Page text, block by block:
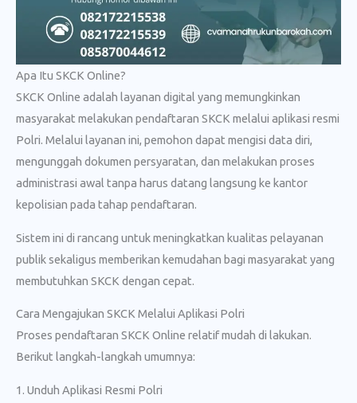
Apa Itu SKCK Online?
SKCK Online adalah layanan digital yang memungkinkan
masyarakat melakukan pendaftaran SKCK melalui aplikasi resmi
Polri. Melalui layanan ini, pemohon dapat mengisi data diri,
mengunggah dokumen persyaratan, dan melakukan proses
administrasi awal tanpa harus datang langsung ke kantor
kepolisian pada tahap pendaftaran.
Sistem ini di rancang untuk meningkatkan kualitas pelayanan
publik sekaligus memberikan kemudahan bagi masyarakat yang
membutuhkan SKCK dengan cepat.
Cara Mengajukan SKCK Melalui Aplikasi Polri
Proses pendaftaran SKCK Online relatif mudah di lakukan.
Berikut langkah-langkah umumnya:
1. Unduh Aplikasi Resmi Polri